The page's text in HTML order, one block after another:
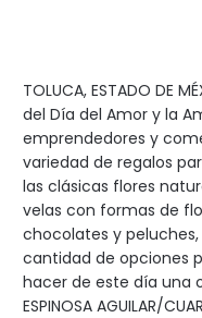
TOLUCA, ESTADO DE
del Día del Amor y la
emprendedores y
variedad de regalos
las clásicas flores
velas con formas de
chocolates y
cantidad de opciones
hacer de este día una
ESPINOSA AGUILAR/